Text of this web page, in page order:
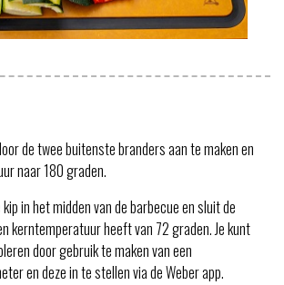
de twee buitenste branders aan te maken en
naar 180 graden.
in het midden van de barbecue en sluit de
kerntemperatuur heeft van 72 graden. Je kunt
door gebruik te maken van een
en deze in te stellen via de Weber app.